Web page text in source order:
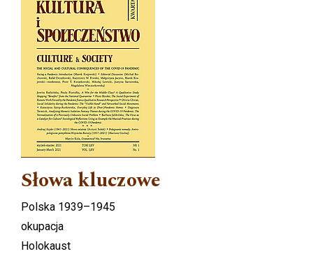
Słowa kluczowe
Polska 1939–1945
okupacja
Holokaust